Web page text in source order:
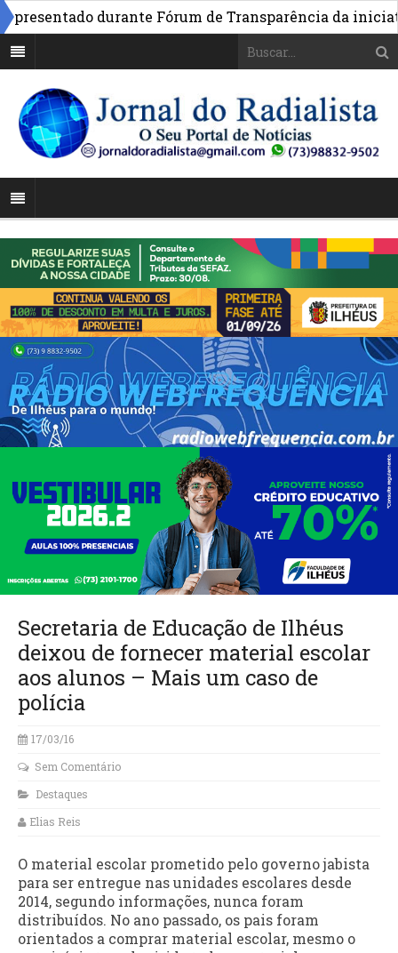
durante Fórum de Transparência da
Secretaria de Educação de Ilhéus
deixou de fornecer material escolar
aos alunos – Mais um caso de
polícia
17/03/16
Sem Comentário
Destaques
Elias Reis
O material escolar prometido pelo governo jabista
para ser entregue nas unidades escolares desde
2014, segundo informações, nunca foram
distribuídos. No ano passado, os pais foram
orientados a comprar material escolar, mesmo o